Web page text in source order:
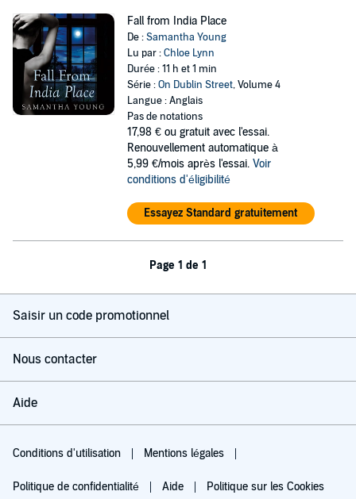
Fall from India Place
De :Samantha Young
Lu par :Chloe Lynn
Durée : 11 h et 1 min
Série :On Dublin Street, Volume 4
Langue : Anglais
Pas de notations
17,98 € ou gratuit avec l'essai.
Renouvellement automatique à
5,99 €/mois après l'essai. Voir
conditions d'éligibilité
Essayez Standard gratuitement
Page 1 de 1
Saisir un code promotionnel
Nous contacter
Aide
Conditions d'utilisation Mentions légales
Politique de confidentialité Aide Politique sur les Cookies